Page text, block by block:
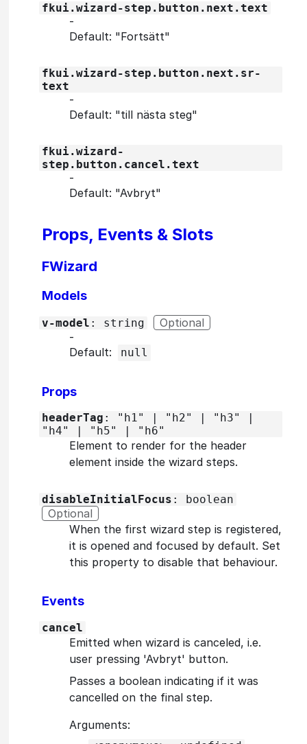
fkui.wizard-step.button.next.text
‐
Default: "Fortsätt"
fkui.wizard-step.button.next.sr-
text
‐
Default: "till nästa steg"
fkui.wizard-
step.button.cancel.text
‐
Default: "Avbryt"
Props, Events & Slots
FWizard
Models
v-model : string
Optional
‐
Default:
null
Props
headerTag : "h1" | "h2" | "h3" |
"h4" | "h5" | "h6"
Element to render for the header
element inside the wizard steps.
disableInitialFocus : boolean
Optional
When the first wizard step is registered,
it is opened and focused by default. Set
this property to disable that behaviour.
Events
cancel
Emitted when wizard is canceled, i.e.
user pressing 'Avbryt' button.
Passes a boolean indicating if it was
cancelled on the final step.
Arguments: